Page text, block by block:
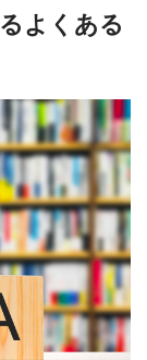
よくある